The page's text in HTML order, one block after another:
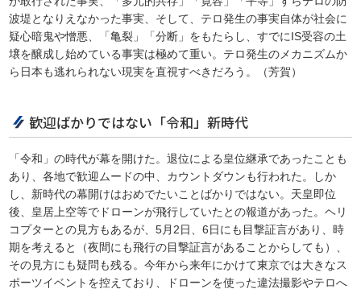
波堤となりえなかった事実、そして、テロ発生の事実自体が社会に
疑心暗鬼や憎悪、「亀裂」「分断」をもたらし、すでにIS受容の土
壌を醸成し始めている事実は極めて重い。テロ発生のメカニズムか
ら日本も逃れられない現実を直視すべきだろう。（芳賀）
歓迎ばかりではない「令和」新時代
「令和」の時代が幕を開けた。退位による皇位継承であったことも
あり、各地で歓迎ムードの中、カウントダウンも行われた。しか
し、新時代の幕開けはおめでたいことばかりではない。天皇即位
後、皇居上空等でドローンが飛行していたとの報道があった。ヘリ
コプターとの見方もあるが、5月2日、6日にも目撃証言があり、時
期を考えると（夜間にも飛行の目撃証言があることからしても）、
その見方にも疑問も残る。今年から来年にかけて東京では大きなス
ポーツイベントを控えており、ドローンを使った違法撮影やテロへ